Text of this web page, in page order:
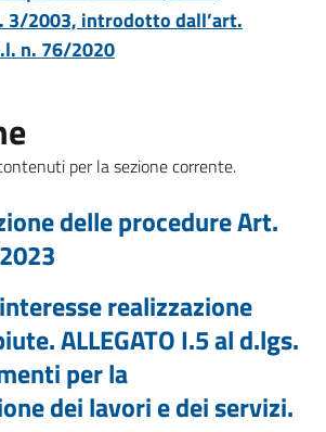
3/2003, introdotto dall’art.
n. 76/2020
per la sezione corrente.
delle procedure Art.
realizzazione
ALLEGATO I.5 al d.lgs.
per la
dei lavori e dei servizi.